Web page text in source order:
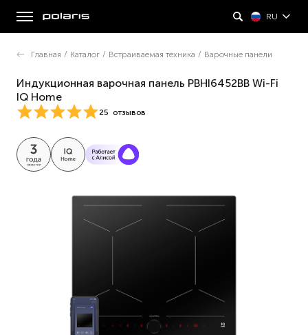
RU
Главная / Каталог / Встраиваемая техника / Варочные панели
Индукционная варочная панель PBHI6452BB Wi-Fi
IQ Home
25 отзывов